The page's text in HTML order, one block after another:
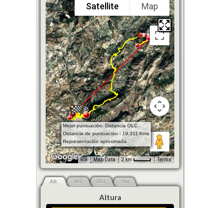
Mejor puntuación: Distancia OLC
Distancia de puntuación - 19.311 Kms
Representación aproximada
Satellite Map
Map Data 2 km Terms
Alt Vel Dst Var
Altura